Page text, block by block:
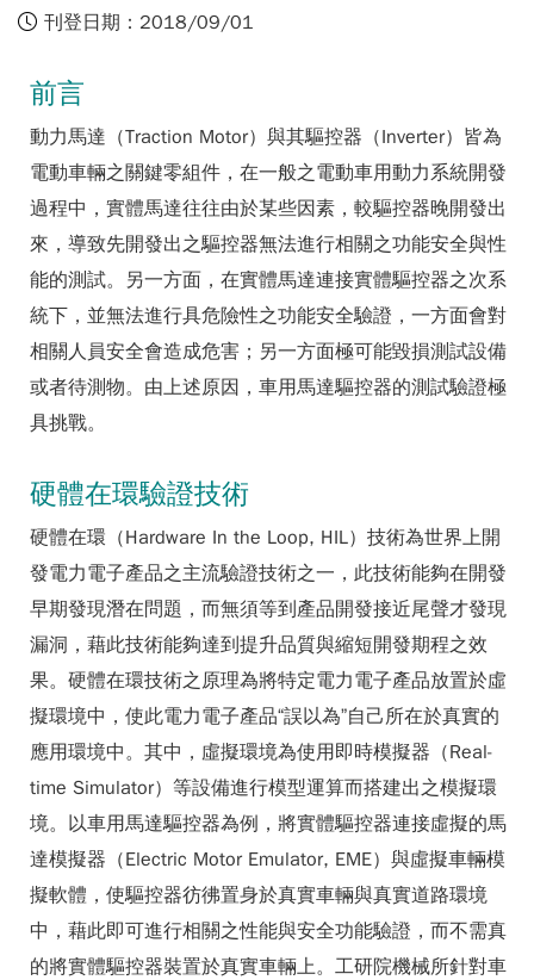
刊登日期：2018/09/01
前言
動力馬達（Traction Motor）與其驅控器（Inverter）皆為
電動車輛之關鍵零組件，在一般之電動車用動力系統開發
過程中，實體馬達往往由於某些因素，較驅控器晚開發出
來，導致先開發出之驅控器無法進行相關之功能安全與性
能的測試。另一方面，在實體馬達連接實體驅控器之次系
統下，並無法進行具危險性之功能安全驗證，一方面會對
相關人員安全會造成危害；另一方面極可能毀損測試設備
或者待測物。由上述原因，車用馬達驅控器的測試驗證極
具挑戰。
硬體在環驗證技術
硬體在環（Hardware In the Loop, HIL）技術為世界上開
發電力電子產品之主流驗證技術之一，此技術能夠在開發
早期發現潛在問題，而無須等到產品開發接近尾聲才發現
漏洞，藉此技術能夠達到提升品質與縮短開發期程之效
果。硬體在環技術之原理為將特定電力電子產品放置於虛
擬環境中，使此電力電子產品“誤以為”自己所在於真實的
應用環境中。其中，虛擬環境為使用即時模擬器（Real-
time Simulator）等設備進行模型運算而搭建出之模擬環
境。以車用馬達驅控器為例，將實體驅控器連接虛擬的馬
達模擬器（Electric Motor Emulator, EME）與虛擬車輛模
擬軟體，使驅控器彷彿置身於真實車輛與真實道路環境
中，藉此即可進行相關之性能與安全功能驗證，而不需真
的將實體驅控器裝置於真實車輛上。工研院機械所針對車